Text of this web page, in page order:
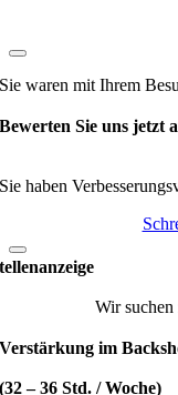
Sie waren mit Ihrem
Bewerten Sie uns jetzt
Sie haben
Wir
Verstärkung im
(32 – 36 Std. / Woche)